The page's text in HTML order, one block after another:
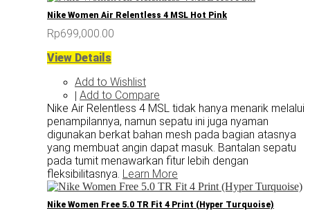
Nike Women Air Relentless 4 MSL Hot Pink
Rp699,000.00
View Details
Add to Wishlist
| Add to Compare
Nike Air Relentless 4 MSL tidak hanya menarik melalui
penampilannya, namun sepatu ini juga nyaman
digunakan berkat bahan mesh pada bagian atasnya
yang membuat angin dapat masuk. Bantalan sepatu
pada tumit menawarkan fitur lebih dengan
fleksibilitasnya. Learn More
Nike Women Free 5.0 TR Fit 4 Print (Hyper Turquoise)